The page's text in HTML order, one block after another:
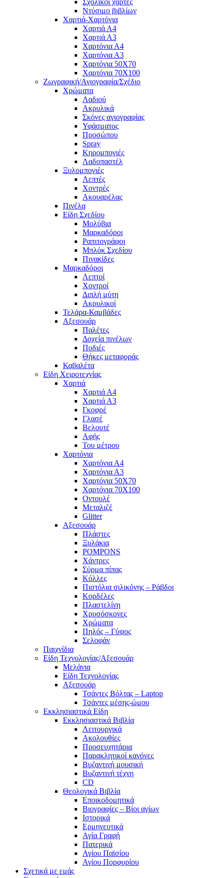
Σχολικοί χάρτες
Ντύσιμο βιβλίων
Χαρτιά-Χαρτόνια
Χαρτιά Α4
Χαρτιά Α3
Χαρτόνια Α4
Χαρτόνια Α3
Χαρτόνια 50Χ70
Χαρτόνια 70Χ100
Ζωγραφική/Αγιογραφία/Σχέδιο
Χρώματα
Λαδιού
Ακρυλικά
Σκόνες αγιογραφίας
Υφάσματος
Προσώπου
Spray
Κηρομπογιές
Λαδοπαστέλ
Ξυλομπογιές
Λεπτές
Χοντρές
Ακουαρέλας
Πινέλα
Είδη Σχεδίου
Μολύβια
Μαρκαδόροι
Ραπιτογράφοι
Μπλόκ Σχεδίου
Πινακίδες
Μαρκαδόροι
Λεπτοί
Χοντροί
Διπλή μύτη
Ακρυλικοί
Τελάρα-Καμβάδες
Αξεσουάρ
Παλέτες
Δοχεία πινέλων
Ποδιές
Θήκες μεταφοράς
Καβαλέτα
Είδη Χειροτεχνίας
Χαρτιά
Χαρτιά Α4
Χαρτιά Α3
Γκοφρέ
Γλασέ
Βελουτέ
Αφής
Του μέτρου
Χαρτόνια
Χαρτόνια Α4
Χαρτόνια Α3
Χαρτόνια 50Χ70
Χαρτόνια 70Χ100
Οντουλέ
Μεταλιζέ
Glitter
Αξεσουάρ
Πλάστες
Ξυλάκια
POMPONS
Χάντρες
Σύρμα πίπας
Κόλλες
Πιστόλια σιλικόνης – Ράβδοι
Κορδέλες
Πλαστελίνη
Χρυσόσκονες
Χρώματα
Πηλός – Γύψος
Σελοφάν
Παιχνίδια
Είδη Τεχνολογίας/Αξεσουάρ
Μελάνια
Είδη Τεχνολογίας
Αξεσουάρ
Τσάντες Βόλτας – Laptop
Τσάντες μέσης-ώμου
Εκκλησιαστικά Είδη
Εκκλησιαστικά Βιβλία
Λειτουργικά
Ακολουθίες
Προσευχητάρια
Παρακλητικοί κανόνες
Βυζαντινή μουσική
Βυζαντινή τέχνη
CD
Θεολογικά Βιβλία
Εποικοδομητικά
Βιογραφίες – Βίοι αγίων
Ιστορικά
Ερμηνευτικά
Αγία Γραφή
Πατερικά
Αγίου Παϊσίου
Αγίου Πορφυρίου
Σχετικά με εμάς